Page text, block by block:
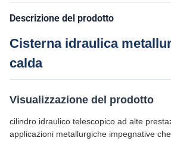
Descrizione del prodotto
Cisterna idraulica
calda
Visualizzazione del prodotto
cilindro idraulico telescopico ad alte
applicazioni metallurgiche impegnative